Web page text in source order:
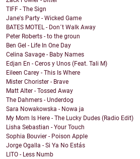
TIFF - The Sign
Jane's Party - Wicked Game
BATES MOTEL - Don´t Walk Away
Peter Roberts - to the groun
Ben Gel - Life In One Day
Celina Savage - Baby Names
Edjan En - Ceros y Unos (Feat. Tali M)
Eileen Carey - This Is Where
Mister Chorister - Brave
Matt Alter - Tossed Away
The Dahmers - Underdog
Sara Nowakowska - Nowa ja
My Mom Is Here - The Lucky Dudes (Radio Edit)
Lisha Sebastian - Your Touch
Sophia Bouvier - Poison Apple
Jorge Ogalla - Si Ya No Estás
LITO - Less Numb